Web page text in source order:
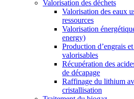
Valorisation des déchets
Valorisation des eaux
ressources
Valorisation
energy)
Production d’engrais
valorisables
Récupération des
de décapage
Raffinage du lithium
cristallisation